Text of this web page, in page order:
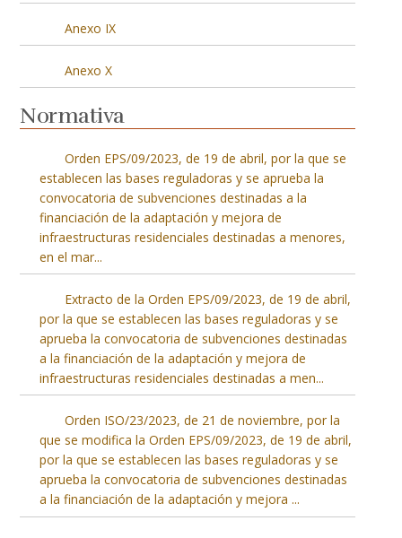
Anexo IX
Anexo X
Normativa
Orden EPS/09/2023, de 19 de abril, por la que se
establecen las bases reguladoras y se aprueba la
convocatoria de subvenciones destinadas a la
financiación de la adaptación y mejora de
infraestructuras residenciales destinadas a menores,
en el mar...
Extracto de la Orden EPS/09/2023, de 19 de abril,
por la que se establecen las bases reguladoras y se
aprueba la convocatoria de subvenciones destinadas
a la financiación de la adaptación y mejora de
infraestructuras residenciales destinadas a men...
Orden ISO/23/2023, de 21 de noviembre, por la
que se modifica la Orden EPS/09/2023, de 19 de abril,
por la que se establecen las bases reguladoras y se
aprueba la convocatoria de subvenciones destinadas
a la financiación de la adaptación y mejora ...